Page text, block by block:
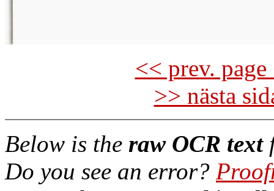
<< prev.
>> nästa
Below is the raw OCR text
Do you see an error?